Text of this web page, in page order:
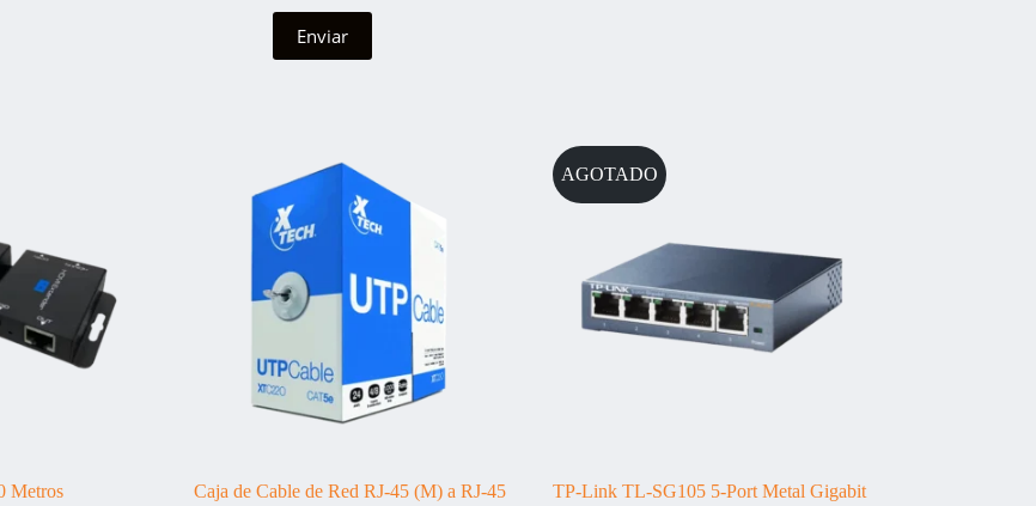
Enviar
Metros
Caja de Cable de Red RJ-45 (M) a RJ-45
AGOTADO
TP-Link TL-SG105 5-Port Metal Gigabit